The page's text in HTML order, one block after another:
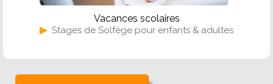
Vacances scolaires
▶ Stages de Solfège pour enfants & adultes